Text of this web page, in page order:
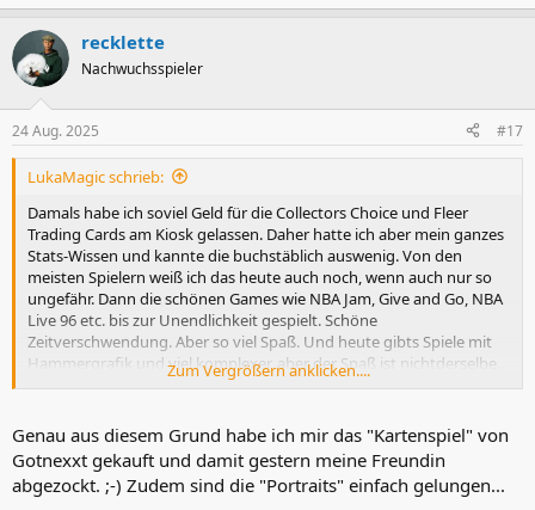
e
k
t
i
e
n
recklette
Nachwuchsspieler
24 Aug. 2025 #17
LukaMagic schrieb:
Damals habe ich soviel Geld für die Collectors Choice und Fleer
Trading Cards am Kiosk gelassen. Daher hatte ich aber mein ganzes
Stats-Wissen und kannte die buchstäblich auswenig. Von den
meisten Spielern weiß ich das heute auch noch, wenn auch nur so
ungefähr. Dann die schönen Games wie NBA Jam, Give and Go, NBA
Live 96 etc. bis zur Unendlichkeit gespielt. Schöne
Zeitverschwendung. Aber so viel Spaß. Und heute gibts Spiele mit
Hammergrafik und viel komplexer, aber der Spaß ist nichtderselbe.
Als Kind guckt man eben ganz anders. Das kann man nicht
sehen. Wer kauft die heutzutage noch? In meiner Kindheit war das
Pflichtprogramm, aber ich dachte durch das Digitale wäre die tot,
auch von der Qualität her.
Zum Vergrößern anklicken....
Genau aus diesem Grund habe ich mir das "Kartenspiel" von
Gotnexxt gekauft und damit gestern meine Freundin
abgezockt. ;-) Zudem sind die "Portraits" einfach gelungen...